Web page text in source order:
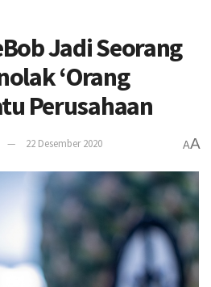
Jadi Seorang
‘Orang
Perusahaan
22 Desember 2020 AA